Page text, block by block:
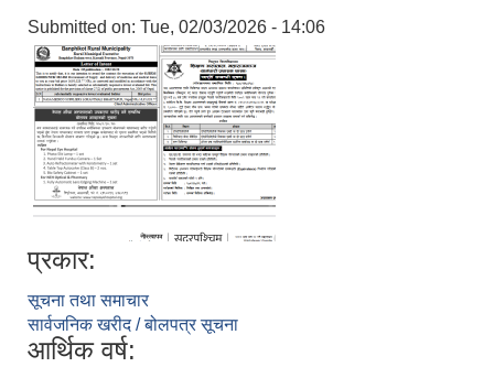
Submitted on: Tue, 02/03/2026 - 14:06
प्रकार:
सूचना तथा समाचार
सार्वजनिक खरीद / बोलपत्र सूचना
आर्थिक वर्ष: